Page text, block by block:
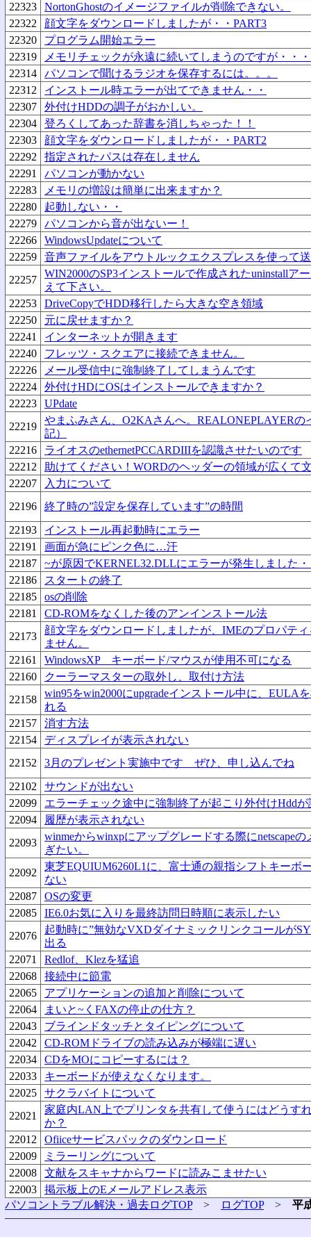
22323
NortonGhostのイメージファイルが削除できない。
22322
顔文字をダウンロードしましたが・・PART3
22320
プログラム開始エラー
22319
メモリチェックが永遠に続いてしまうのですが・・
22314
パソコンで聞けるラジオを保存するには。。。
22312
インストール時エラーが出てできません・・
22307
外付けHDDの調子がおかしい。
22304
登ろくしてあった辞書を消しちゃった！！
22303
顔文字をダウンロードしましたが・・PART2
22292
指定されたパスは存在しません
22291
パソコンが動かない
22283
メモリの増設は簡単に出来ますか？
22280
起動しない・・
22279
パソコンから音が出ないー！
22266
WindowsUpdateについて
22259
音声ファイルをアウトルックエクスプレスを使って
22257
WIN2000のSP3インストールで作成されたuninstallア
えて下さい。
22253
DriveCopyでHDD移行したら大きな空き領域
22250
元に戻せますか？
22241
インターネットが開きます
22240
フレッツ・スクエアに接続できません。
22226
メール受信中に強制終了してしまうんです
22224
外付けHDにOSはインストールできますか？
22223
UPdate
22219
やまふみさん、O2KAさんへ。REALONEPLAYERの
記）
22216
ライオスのethernetPCCARDIIIを認識させたいのです
22212
助けてください！WORDのヘッダーの領域が広くて
22207
入力について
22196
終了時の”設定を保存しています”の時間
22193
インストール再起動時にエラー
22191
画面が急にピンク色に…汗
22187
~が原因でKERNEL32.DLLにエラーが発生しました
22186
スタートの終了
22185
osの削除
22181
CD-ROMをなくした後のアンインストール法
22173
顔文字をダウンロードしましたが、IMEのプロパテ
ません。
22161
WindowsXP キーボード/マウスが使用不可になる
22160
クーラーマスターの取外し、取付け方法
22158
win95をwin2000にupgradeインストール中に、EULA
れる
22157
消す方法
22154
ディスプレイが表示されない
22152
3月のプレゼント実施中です ぜひ、申し込んでね
22102
サウンドが出ない
22099
エラーチェック途中に強制終了が起こり外付けHdd
22094
履歴が表示されない
22093
winmeからwinxpにアップグレードする際にnetscape
ぎたい。
22092
東芝EQUIUM6260L1に、富士通の親指シフトキーボ
ない
22087
OSの変更
22085
IE6.0お気に入りを最終訪問日時順に表示したい
22076
起動時に”無効なVXDダイナミックリンクコールが
出る
22071
Redlof、Klezを猛追
22068
接続中に節電
22065
アプリケーションの追加と削除について
22064
まいと~くFAXの停止の仕方？
22043
ブラインドタッチとタイピングについて
22042
CD-ROMドライブの読み込みが極端に遅い
22034
CDをMOにコピーするには？
22033
キーボードが使えなくなります。
22025
サクラバイトについて
22021
家庭内LAN上でプリンタを共有して使うにはどうす
か？
22012
Ofiiceサービスパックのダウンロード
22009
ミラーリングについて
22008
文献をスキャナからワードに読みこませたい
22003
掲示板上のEメールアドレス表示
パソコントラブル解決・過去ログTOP> ログTOP> 平